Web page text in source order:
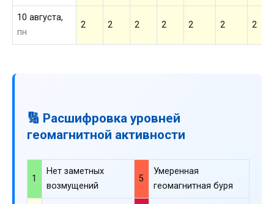
10 августа,
пн
2 2 2 2 2 2 2
🔢 Расшифровка уровней
геомагнитной активности
1
Нет заметных
возмущений
5
Умеренная
геомагнитная буря